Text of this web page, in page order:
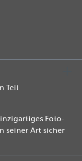
Teil
Foto-
seiner Art sicher